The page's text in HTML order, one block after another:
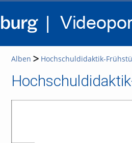
Alben Hochschuldidaktik-